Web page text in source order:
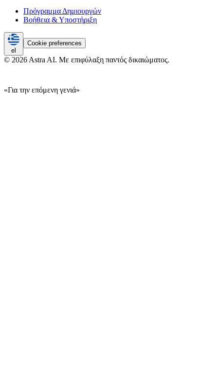
Πρόγραμμα Δημιουργών
Βοήθεια & Υποστήριξη
el
Cookie preferences
© 2026 Astra AI. Με επιφύλαξη παντός δικαιώματος.
«Για την επόμενη γενιά»